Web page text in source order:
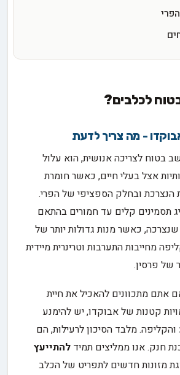
לכלבים?
- מה צריך לדעת
בטוח לצריכה אנושית, הוא עלול
אצל בעלי חיים, כאשר חומרת
הנצרכת ובחלק הספציפי של הפרי.
תסמינים קלים עד חמורים בהתאם
כאשר מנות גדולות יותר של
מחייבות התערבות וטרינרית מיידית
של פרסין.
אתם מתכוונים להאכיל את חיית
קטנות של אבוקדו, יש להימנע
מלבד הסיכון לרעילות, הם
חנק. אנו ממליצים תמיד להתייעץ
מזונות חדשים לתפריט של הכלב